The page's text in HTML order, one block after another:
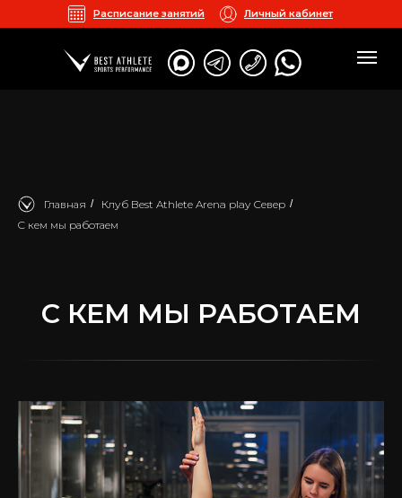
Личный кабинет
Расписание занятий
Главная / Клуб Best Athlete Arena play Север /
C кем мы работаем
C КЕМ МЫ РАБОТАЕМ